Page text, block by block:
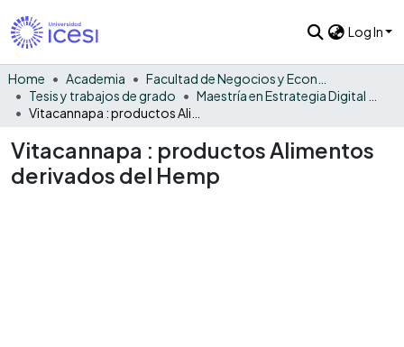
Log In
Home Academia
Tesis y trabajos de grado
Vitacannapa : productos Alimentos
derivados del Hemp